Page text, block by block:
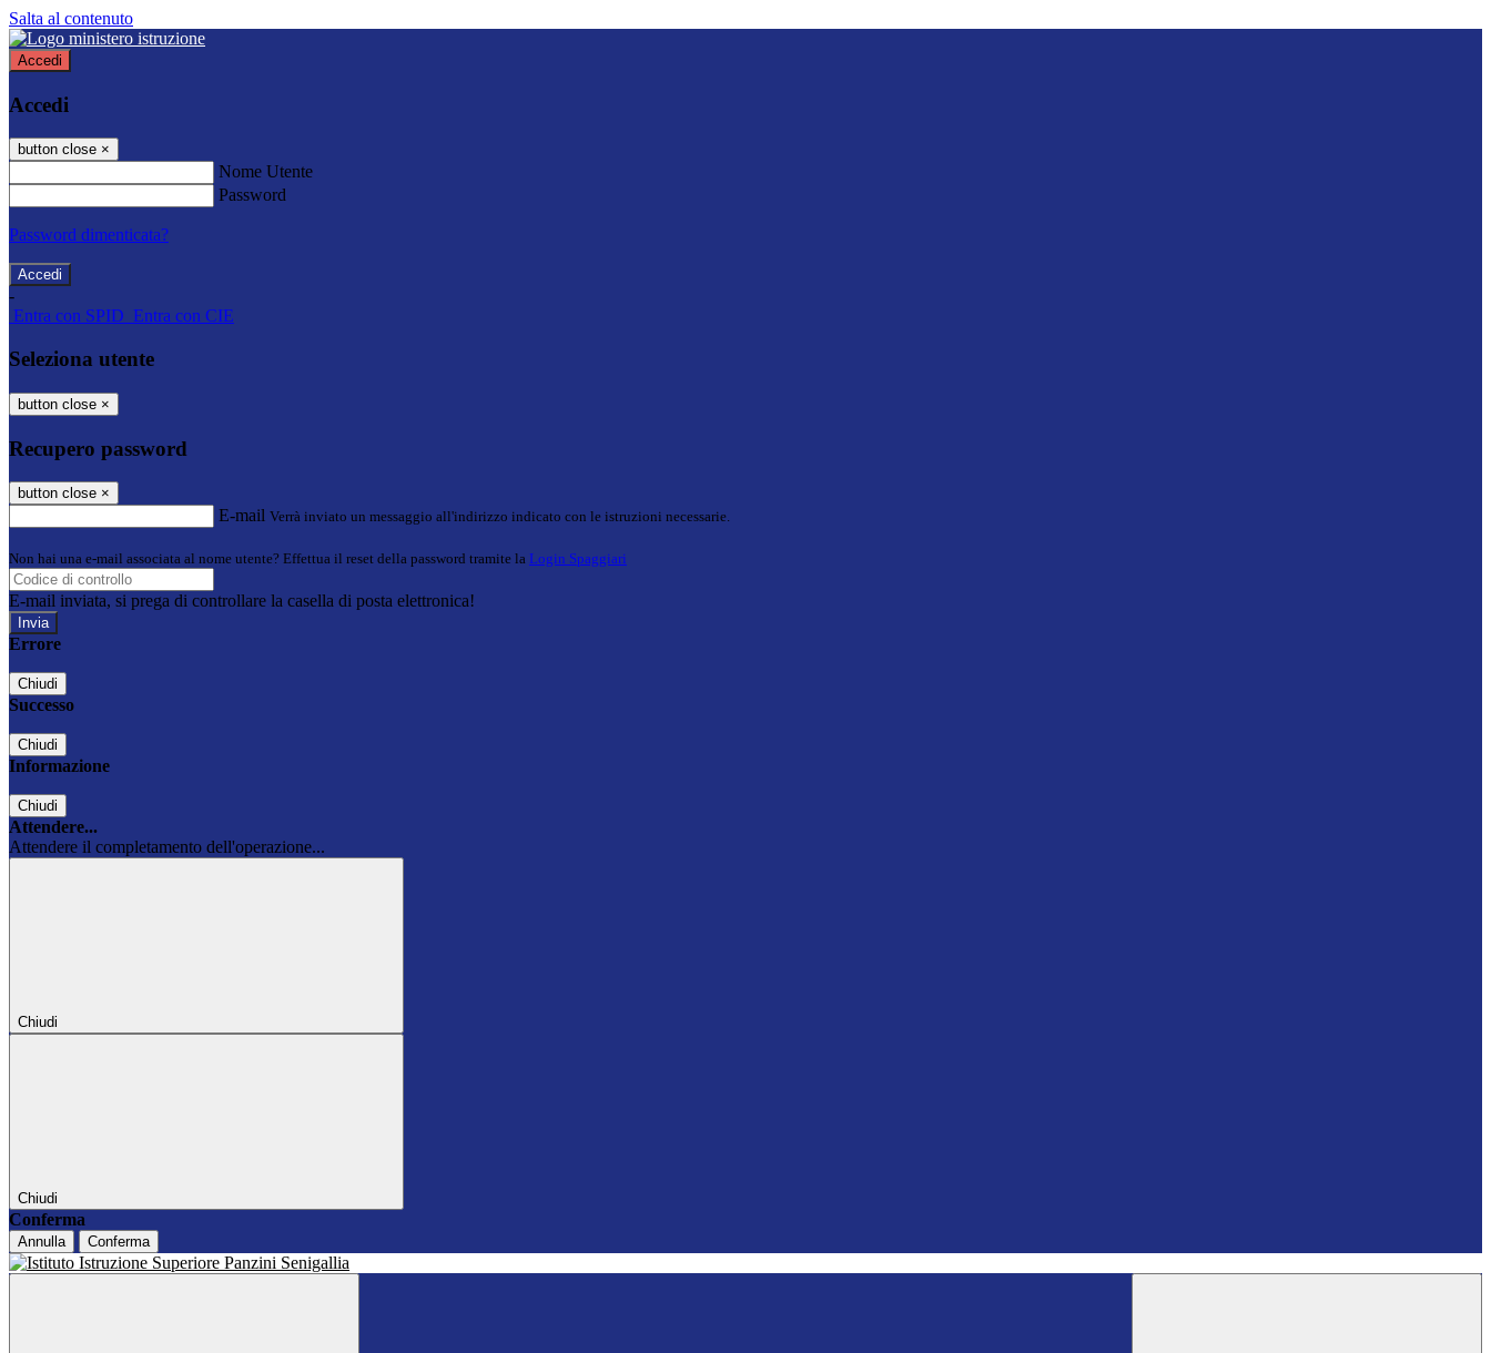
Salta al contenuto
Accedi
Accedi
button close ×
Nome Utente
Password
Password dimenticata?
-
Entra con SPID Entra con CIE
Seleziona utente
button close ×
Recupero password
button close ×
E-mail Verrà inviato un messaggio all'indirizzo indicato con le istruzioni necessarie.
Non hai una e-mail associata al nome utente? Effettua il reset della password tramite la Login Spaggiari
E-mail inviata, si prega di controllare la casella di posta elettronica!
Errore
Chiudi
Successo
Chiudi
Informazione
Chiudi
Attendere...
Attendere il completamento dell'operazione...
Chiudi
Chiudi
Conferma
Annulla Conferma